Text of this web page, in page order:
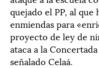
quejado el PP, al que
enmiendas para
proyecto de ley de
ataca a la
señalado Celaá.